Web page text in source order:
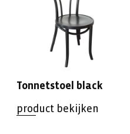
Tonnetstoel black
product bekijken